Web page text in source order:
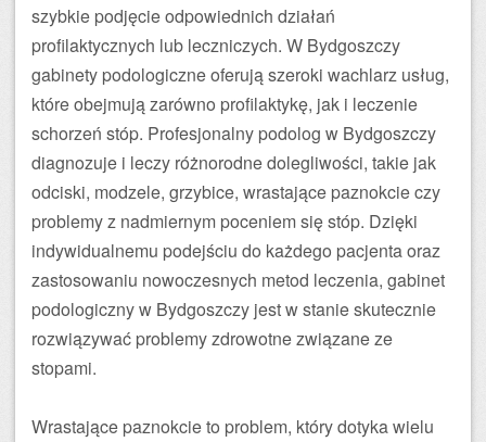
szybkie podjęcie odpowiednich działań
profilaktycznych lub leczniczych. W Bydgoszczy
gabinety podologiczne oferują szeroki wachlarz usług,
które obejmują zarówno profilaktykę, jak i leczenie
schorzeń stóp. Profesjonalny podolog w Bydgoszczy
diagnozuje i leczy różnorodne dolegliwości, takie jak
odciski, modzele, grzybice, wrastające paznokcie czy
problemy z nadmiernym poceniem się stóp. Dzięki
indywidualnemu podejściu do każdego pacjenta oraz
zastosowaniu nowoczesnych metod leczenia, gabinet
podologiczny w Bydgoszczy jest w stanie skutecznie
rozwiązywać problemy zdrowotne związane ze
stopami.
Wrastające paznokcie to problem, który dotyka wielu